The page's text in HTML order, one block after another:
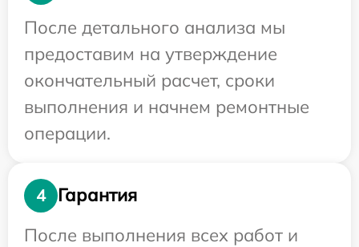
После детального анализа мы
предоставим на утверждение
окончательный расчет, сроки
выполнения и начнем ремонтные
операции.
4
Гарантия
После выполнения всех работ и